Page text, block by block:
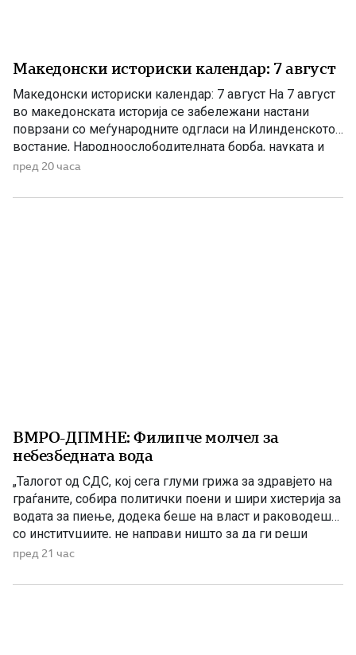
Македонски историски календар: 7 август
Македонски историски календар: 7 август На 7 август
во македонската историја се забележани настани
поврзани со меѓународните одгласи на Илинденското
востание, Народноослободителната борба, науката и
современата македонска уметност. 1903 – Европскиот
1903 година европската јавност ги добила првите
пред 20 часа
ВМРО-ДПМНЕ: Филипче молчел за
небезбедната вода
„Талогот од СДС, кој сега глуми грижа за здравјето на
граѓаните, собира политички поени и шири хистерија за
водата за пиење, додека беше на власт и раководеше
со институциите, не направи ништо за да ги реши
проблемите. Проблеми со квалитетот на водата за
министер за здравство, […]
пред 21 час